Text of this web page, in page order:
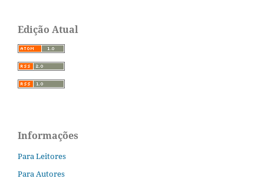
Edição Atual
Informações
Para Leitores
Para Autores